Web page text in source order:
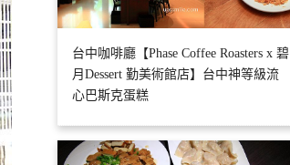
台中咖啡廳【Phase Coffee Roasters x 碧
月Dessert 勤美術館店】台中神等級流
心巴斯克蛋糕